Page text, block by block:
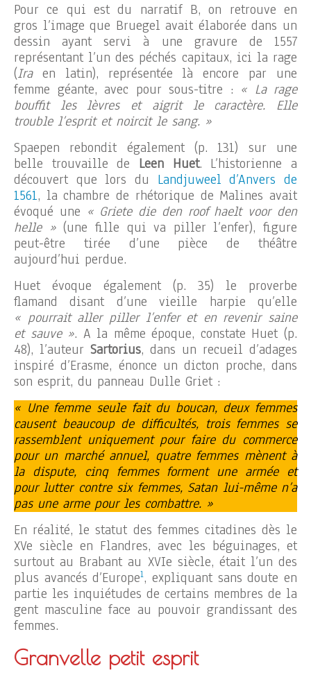
Pour ce qui est du narratif B, on retrouve en
gros l’image que Bruegel avait élaborée dans un
dessin ayant servi à une gravure de 1557
représentant l’un des péchés capitaux, ici la rage
(Iraen latin), représentée là encore par une
femme géante, avec pour sous-titre : « La rage
bouffit les lèvres et aigrit le caractère. Elle
trouble l’esprit et noircit le sang. »
Spaepen rebondit également (p. 131) sur une
belle trouvaille de Leen Huet. L’historienne a
découvert que lors du Landjuweel d’Anvers de
1561, la chambre de rhétorique de Malines avait
évoqué une « Griete die den roof haelt voor den
helle »(une fille qui va piller l’enfer), figure
peut-être tirée d’une pièce de théâtre
aujourd’hui perdue.
Huet évoque également (p. 35) le proverbe
flamand disant d’une vieille harpie qu’elle
« pourrait aller piller l’enfer et en revenir saine
et sauve ». A la même époque, constate Huet (p.
48), l’auteur Sartorius, dans un recueil d’adages
inspiré d’Erasme, énonce un dicton proche, dans
son esprit, du panneau Dulle Griet :
« Une femme seule fait du boucan, deux femmes
causent beaucoup de difficultés, trois femmes se
rassemblent uniquement pour faire du commerce
pour un marché annuel, quatre femmes mènent à
la dispute, cinq femmes forment une armée et
pour lutter contre six femmes, Satan lui-même n’a
pas une arme pour les combattre. »
En réalité, le statut des femmes citadines dès le
XVe siècle en Flandres, avec les béguinages, et
surtout au Brabant au XVIe siècle, était l’un des
plus avancés d’Europe1, expliquant sans doute en
partie les inquiétudes de certains membres de la
gent masculine face au pouvoir grandissant des
femmes.
Granvelle petit esprit